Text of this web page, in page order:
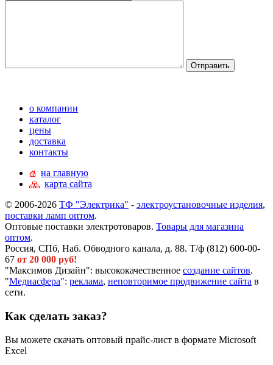
о компании
каталог
цены
доставка
контакты
на главную
карта сайта
© 2006-2026 ТФ "Электрика" - электроустановочные изделия,
поставки ламп оптом.
Оптовые поставки электротоваров. Товары для магазина
оптом.
Россия, СПб, Наб. Обводного канала, д. 88. Т/ф (812) 600-00-
67 от 20 000 руб!
"Максимов Дизайн": высококачественное создание сайтов.
"Медиасфера": реклама, неповторимое продвижение сайта в
сети.
Как сделать заказ?
Вы можете скачать оптовый прайс-лист в формате Microsoft
Excel